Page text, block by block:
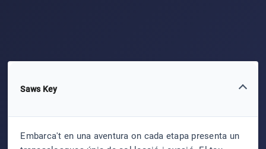
Saws Key
Embarca't en una aventura on cada etapa presenta un